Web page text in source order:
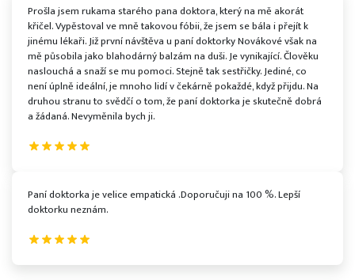
Prošla jsem rukama starého pana doktora, který na mě akorát
křičel. Vypěstoval ve mně takovou fóbii, že jsem se bála i přejít k
jinému lékaři. Již první návštěva u paní doktorky Novákové však na
mě působila jako blahodárný balzám na duši. Je vynikající. Člověku
naslouchá a snaží se mu pomoci. Stejně tak sestřičky. Jediné, co
není úplně ideální, je mnoho lidí v čekárně pokaždé, když přijdu. Na
druhou stranu to svědčí o tom, že paní doktorka je skutečně dobrá
a žádaná. Nevyměnila bych ji.
Paní doktorka je velice empatická .Doporučuji na 100 %. Lepší
doktorku neznám.